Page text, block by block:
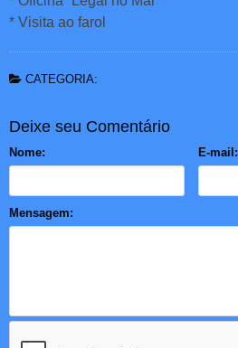
* Visita ao farol
CATEGORIA:
Deixe seu Comentário
Nome: E-mail:
Mensagem: